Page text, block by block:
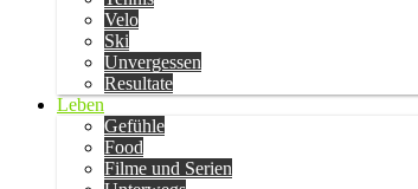
Velo
Ski
Unvergessen
Resultate
Leben
Gefühle
Food
Filme und Serien